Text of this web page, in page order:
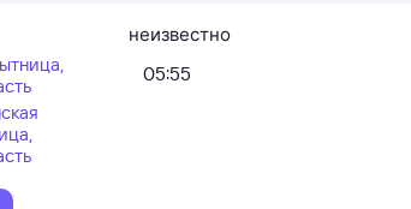
неизвестно
05:55